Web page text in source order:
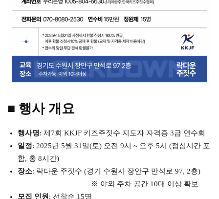
■ 행사 개요
행사명: 제7회 KKJF 키즈주짓수 지도자 자격증 3급 연수회
일정: 2025년 5월 31일(토) 오전 9시 ~ 오후 5시 (점심시간 포
함, 총 8시간)
장소: 락다운 주짓수 (경기 수원시 장안구 만석로 97, 2층)
※ 야외 주차 공간 10대 이상 확보
모집 인원 : 선착순 15명